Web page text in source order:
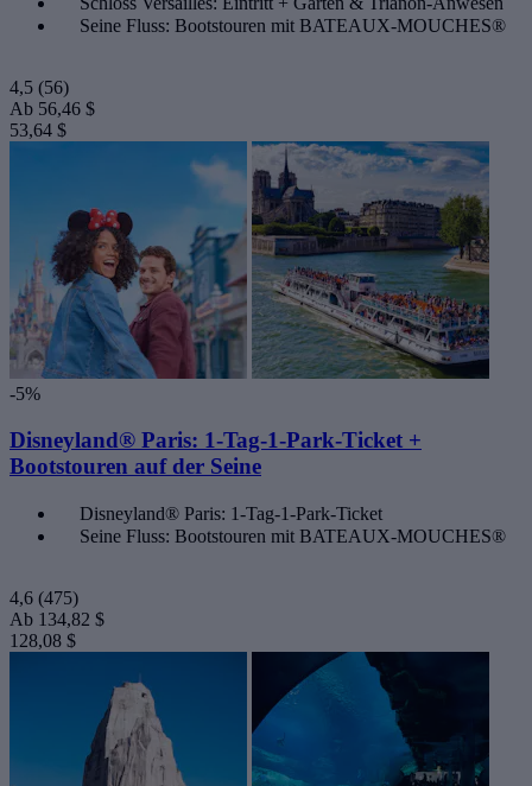
Seine Fluss: Bootstouren mit BATEAUX-MOUCHES®
4,5 (56)
Ab 56,46 $
53,64 $
-5%
Disneyland® Paris: 1-Tag-1-Park-Ticket +
Bootstouren auf der Seine
Disneyland® Paris: 1-Tag-1-Park-Ticket
Seine Fluss: Bootstouren mit BATEAUX-MOUCHES®
4,6 (475)
Ab 134,82 $
128,08 $